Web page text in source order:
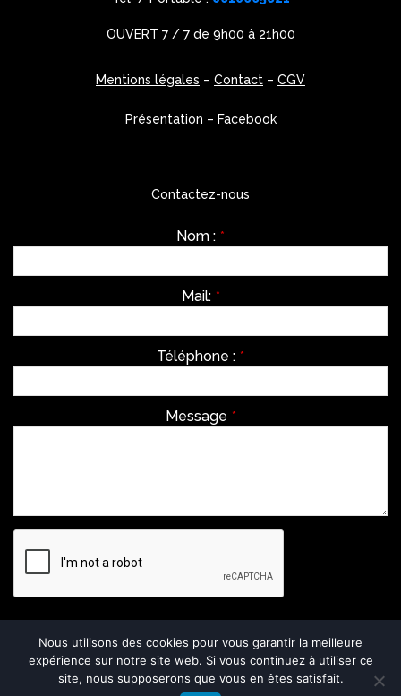
OUVERT 7 / 7 de 9h00 à 21h00
Mentions légales – Contact – CGV
Présentation – Facebook
Contactez-nous
Nom : *
Mail: *
Téléphone : *
Message *
Envoyer
Nous utilisons des cookies pour vous garantir la meilleure
expérience sur notre site web. Si vous continuez à utiliser ce
site, nous supposerons que vous en êtes satisfait.